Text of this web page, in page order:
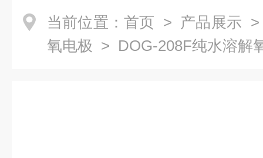
当前位置： 首页 > 产品展示
氧电极 > DOG-208F纯水溶解